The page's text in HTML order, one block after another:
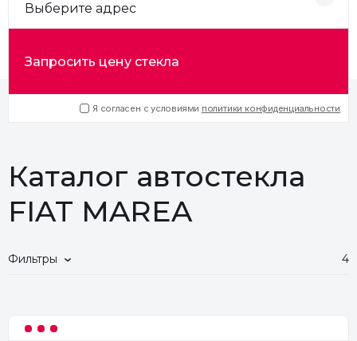
Выберите адрес
Запросить цену стекла
Я согласен с условиями политики конфиденциальности
Каталог автостекла
FIAT MAREA
Фильтры 4